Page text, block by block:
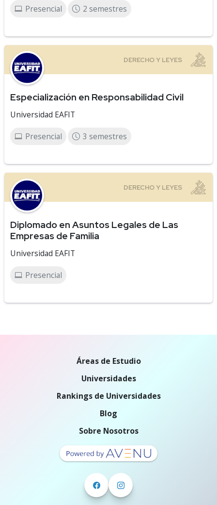
Presencial 2 semestres
Especialización en Responsabilidad Civil
Universidad EAFIT
Presencial 3 semestres
Diplomado en Asuntos Legales de Las
Empresas de Familia
Universidad EAFIT
Presencial
Áreas de Estudio
Universidades
Rankings de Universidades
Blog
Sobre Nosotros